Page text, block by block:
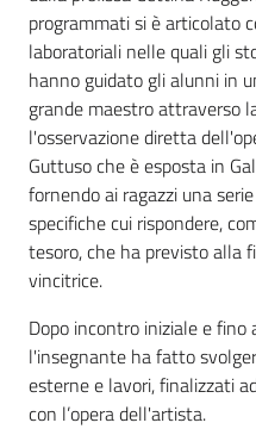
programmati si è articolato
laboratoriali nelle quali gli
hanno guidato gli alunni in
grande maestro attraverso
l'osservazione diretta
Guttuso che è esposta in
fornendo ai ragazzi una
specifiche cui rispondere,
tesoro, che ha previsto alla
vincitrice.
Dopo incontro iniziale e fino
l'insegnante ha fatto
esterne e lavori, finalizzati
con l’opera dell'artista.